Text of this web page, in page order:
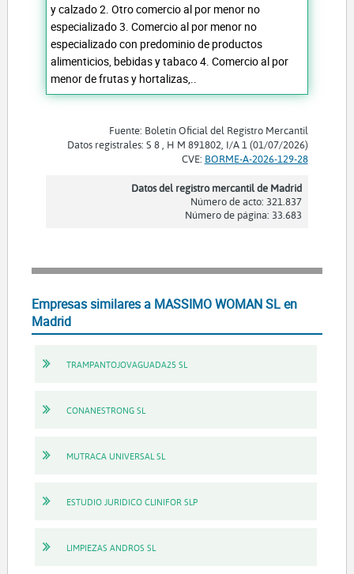
y calzado 2. Otro comercio al por menor no
especializado 3. Comercio al por menor no
especializado con predominio de productos
alimenticios, bebidas y tabaco 4. Comercio al por
menor de frutas y hortalizas,..
Fuente: Boletín Oficial del Registro Mercantil
Datos registrales: S 8 , H M 891802, I/A 1 (01/07/2026)
CVE: BORME-A-2026-129-28
Datos del registro mercantil de Madrid
Número de acto: 321.837
Número de página: 33.683
Empresas similares a MASSIMO WOMAN SL en
Madrid
TRAMPANTOJOVAGUADA25 SL
CONANESTRONG SL
MUTRACA UNIVERSAL SL
ESTUDIO JURIDICO CLINIFOR SLP
LIMPIEZAS ANDROS SL